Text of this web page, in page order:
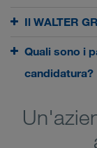
Il WALTER
Quali sono i
candidatura?